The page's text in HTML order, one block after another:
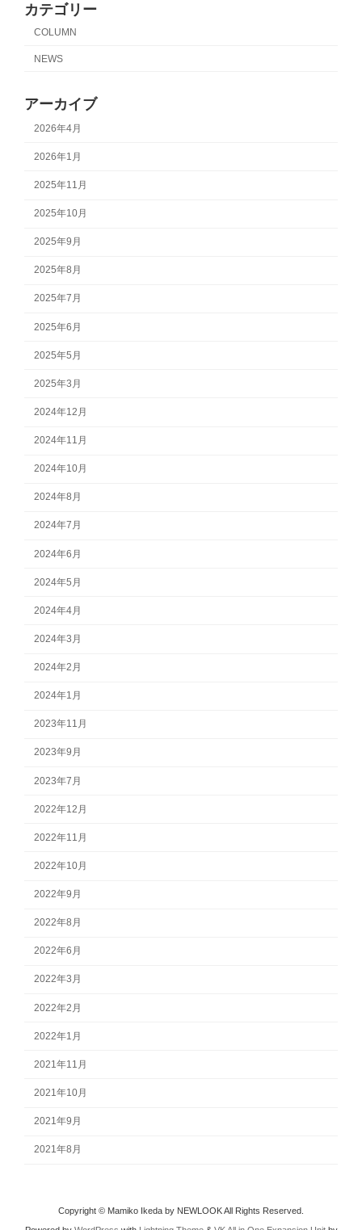
カテゴリー
COLUMN
NEWS
アーカイブ
2026年4月
2026年1月
2025年11月
2025年10月
2025年9月
2025年8月
2025年7月
2025年6月
2025年5月
2025年3月
2024年12月
2024年11月
2024年10月
2024年8月
2024年7月
2024年6月
2024年5月
2024年4月
2024年3月
2024年2月
2024年1月
2023年11月
2023年9月
2023年7月
2022年12月
2022年11月
2022年10月
2022年9月
2022年8月
2022年6月
2022年3月
2022年2月
2022年1月
2021年11月
2021年10月
2021年9月
2021年8月
Copyright © Mamiko Ikeda by NEWLOOK All Rights Reserved.